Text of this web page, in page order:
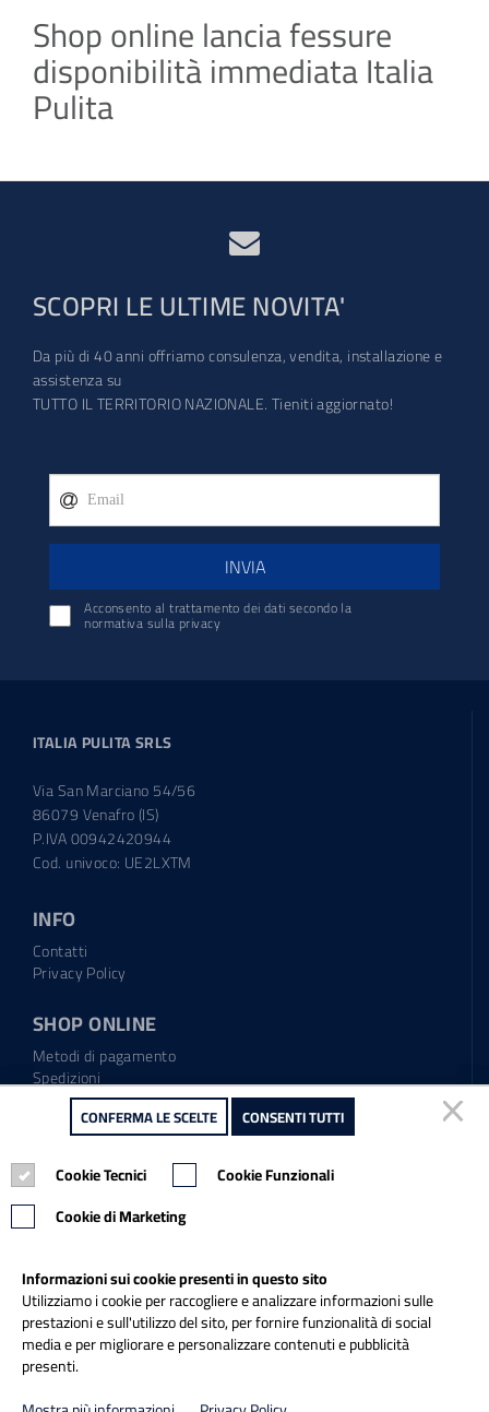
Shop online lancia fessure
disponibilità immediata Italia
Pulita
SCOPRI LE ULTIME NOVITA'
Da più di 40 anni offriamo consulenza, vendita, installazione e
assistenza su
TUTTO IL TERRITORIO NAZIONALE. Tieniti aggiornato!
INVIA
Acconsento al trattamento dei dati secondo la
normativa sulla privacy
ITALIA PULITA SRLS
Via San Marciano 54/56
86079 Venafro (IS)
P.IVA 00942420944
Cod. univoco: UE2LXTM
INFO
Contatti
Privacy Policy
SHOP ONLINE
Metodi di pagamento
Spedizioni
Regolamento garanzia
Diritto di recesso
Tel.: 0865.904373
Email:info@italiapulitasrl.it
CONFERMA LE SCELTE CONSENTI TUTTI
Cookie Tecnici
Cookie Funzionali
Cookie di Marketing
Informazioni sui cookie presenti in questo sito
Utilizziamo i cookie per raccogliere e analizzare informazioni sulle
prestazioni e sull'utilizzo del sito, per fornire funzionalità di social
media e per migliorare e personalizzare contenuti e pubblicità
presenti.
CONFERMA LE SCELTE CONSENTI TUTTI
Cookie Tecnici
Cookie Funzionali
Cookie di Marketing
Informazioni sui cookie presenti in questo sito
Utilizziamo i cookie per raccogliere e analizzare informazioni sulle
prestazioni e sull'utilizzo del sito, per fornire funzionalità di social
media e per migliorare e personalizzare contenuti e pubblicità
presenti.